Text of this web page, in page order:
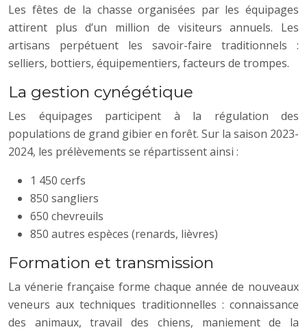
Les fêtes de la chasse organisées par les équipages
attirent plus d’un million de visiteurs annuels. Les
artisans perpétuent les savoir-faire traditionnels :
selliers, bottiers, équipementiers, facteurs de trompes.
La gestion cynégétique
Les équipages participent à la régulation des
populations de grand gibier en forêt. Sur la saison 2023-
2024, les prélèvements se répartissent ainsi :
1 450 cerfs
850 sangliers
650 chevreuils
850 autres espèces (renards, lièvres)
Formation et transmission
La vénerie française forme chaque année de nouveaux
veneurs aux techniques traditionnelles : connaissance
des animaux, travail des chiens, maniement de la